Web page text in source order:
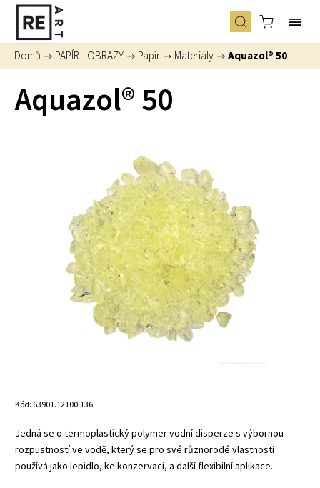
Domů / PAPÍR - OBRAZY / Papír / Materiály / Aquazol® 50
Aquazol® 50
Kód: 63901.12100.136
Jedná se o termoplastický polymer vodní disperze s výbornou
rozpustností ve vodě, který se pro své různorodé vlastnosti
používá jako lepidlo, ke konzervaci, a další flexibilní aplikace.